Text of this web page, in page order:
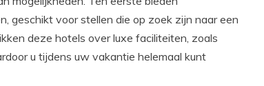
geschikt voor stellen die op zoek zijn naar een
deze hotels over luxe faciliteiten, zoals
u tijdens uw vakantie helemaal kunt